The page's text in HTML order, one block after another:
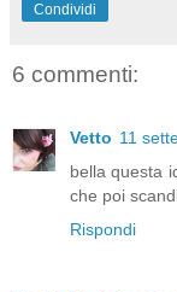
Condividi
6 commenti:
Vetto 11
bella questa
che poi
Rispondi